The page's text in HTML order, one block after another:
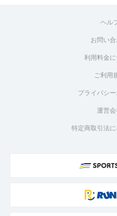
ヘル
お問い
利用料金
ご利用
プライバシ
運営会
特定商取引法